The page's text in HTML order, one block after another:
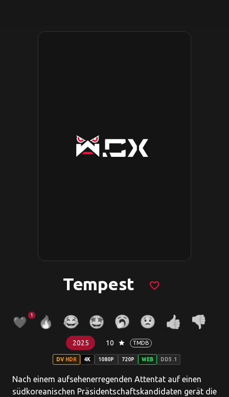
Tempest favorite_border
1
2025 10 star TMDB
DV HDR 4K 1080P 720P WEB DD5.1
Nach einem aufsehenerregenden Attentat auf einen
südkoreanischen Präsidentschaftskandidaten gerät die